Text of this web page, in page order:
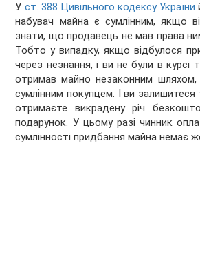
У ст. 388 Цивільного кодексу України
набувач майна є сумлінним, якщо
знати, що продавець не мав права
Тобто у випадку, якщо відбулося
через незнання, і ви не були в
отримав майно незаконним
сумлінним покупцем. І ви
отримаєте викрадену річ
подарунок. У цьому разі чинник
сумлінності придбання майна немає